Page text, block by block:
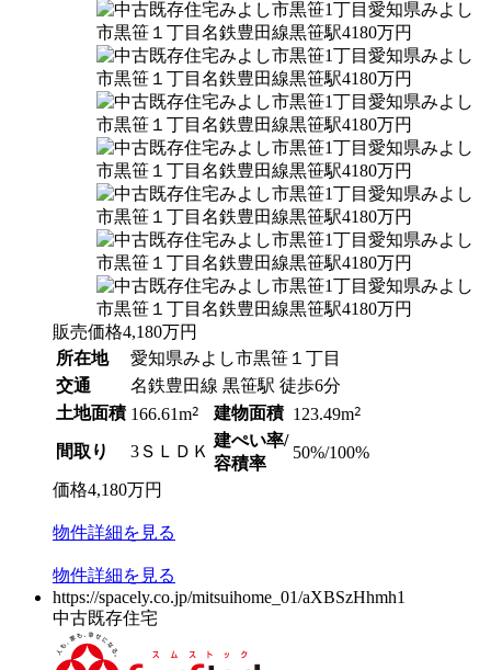
販売価格4,180万円
所在地
愛知県みよし市黒笹１丁目
交通
名鉄豊田線 黒笹駅 徒歩6分
土地面積 166.61m2 建物面積 123.49m2
間取り 3ＳＬＤＫ
建ぺい率/
容積率
50%/100%
価格4,180万円
物件詳細を見る
物件詳細を見る
https://spacely.co.jp/mitsuihome_01/aXBSzHhmh1
中古既存住宅